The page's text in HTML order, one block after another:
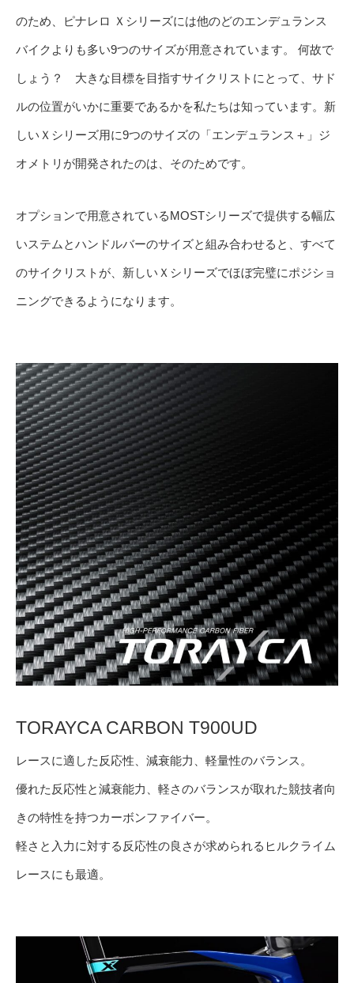
のため、ピナレロ Ｘシリーズには他のどのエンデュランス
バイクよりも多い9つのサイズが用意されています。 何故で
しょう？ 大きな目標を目指すサイクリストにとって、サド
ルの位置がいかに重要であるかを私たちは知っています。新
しいＸシリーズ用に9つのサイズの「エンデュランス＋」ジ
オメトリが開発されたのは、そのためです。
オプションで用意されているMOSTシリーズで提供する幅広
いステムとハンドルバーのサイズと組み合わせると、すべて
のサイクリストが、新しいＸシリーズでほぼ完璧にポジショ
ニングできるようになります。
TORAYCA CARBON T900UD
レースに適した反応性、減衰能力、軽量性のバランス。
優れた反応性と減衰能力、軽さのバランスが取れた競技者向
きの特性を持つカーボンファイバー。
軽さと入力に対する反応性の良さが求められるヒルクライム
レースにも最適。